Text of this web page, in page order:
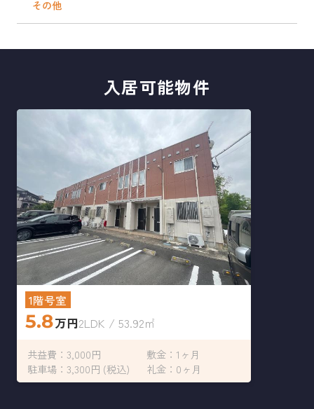
入居可能物件
1階号室
5.8万円2LDK / 53.92㎡
共益費：3,000円
敷金：1ヶ月
駐車場：3,300円 (税込)
礼金：0ヶ月